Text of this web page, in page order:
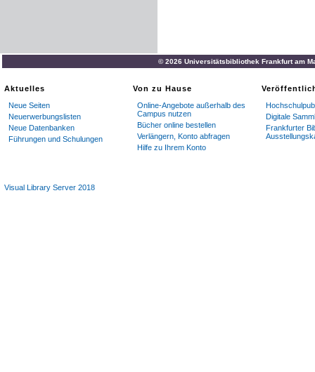
© 2026 Universitätsbibliothek Frankfurt am
Aktuelles
Neue Seiten
Neuerwerbungslisten
Neue Datenbanken
Führungen und Schulungen
Von zu Hause
Online-Angebote außerhalb des
Campus nutzen
Bücher online bestellen
Verlängern, Konto abfragen
Hilfe zu Ihrem Konto
Digitale
Frankfurter
Visual Library Server 2018